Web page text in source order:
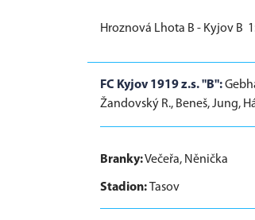
Hroznová Lhota B - Kyjov B
FC Kyjov 1919 z.s. "B":
Žandovský R., Beneš, Jung,
Branky:Večeřa, Něnička
Stadion:Tasov